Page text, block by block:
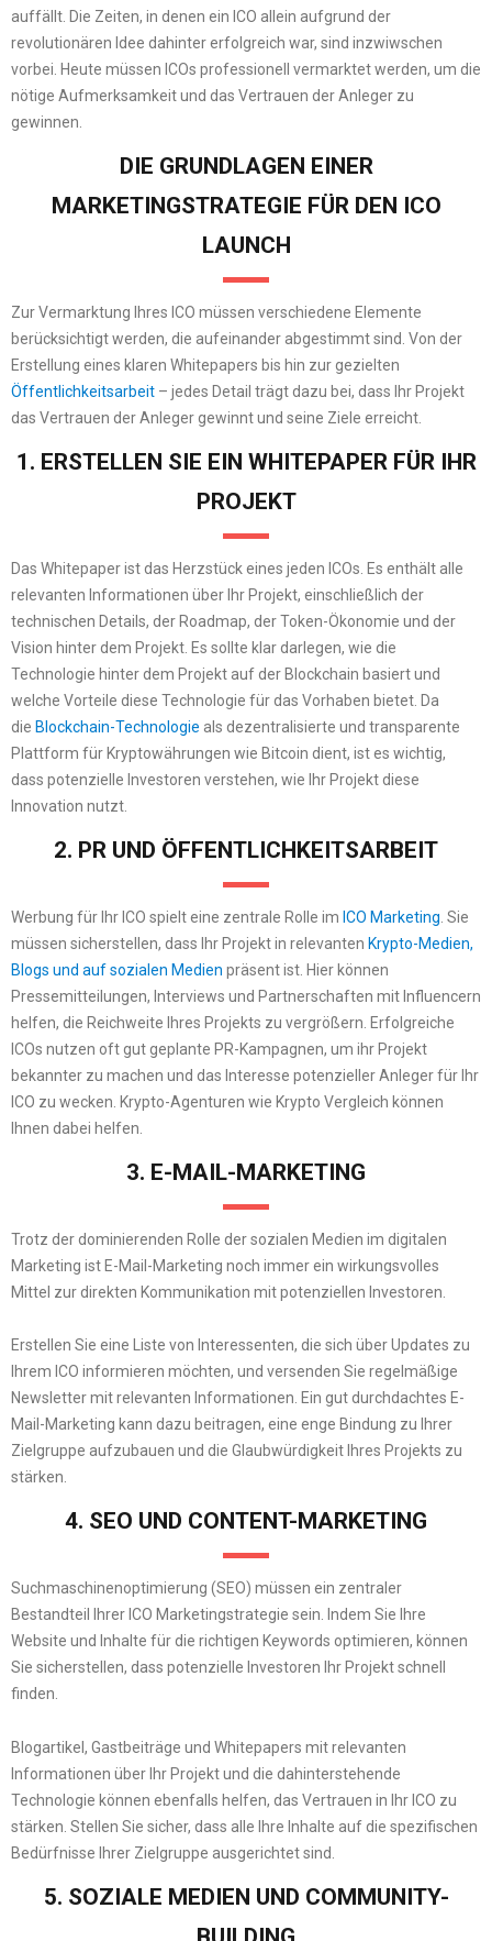
auffällt. Die Zeiten, in denen ein ICO allein aufgrund der
revolutionären Idee dahinter erfolgreich war, sind inzwiwschen
vorbei. Heute müssen ICOs professionell vermarktet werden, um die
nötige Aufmerksamkeit und das Vertrauen der Anleger zu
gewinnen.
DIE GRUNDLAGEN EINER
MARKETINGSTRATEGIE FÜR DEN ICO
LAUNCH
Zur Vermarktung Ihres ICO müssen verschiedene Elemente
berücksichtigt werden, die aufeinander abgestimmt sind. Von der
Erstellung eines klaren Whitepapers bis hin zur gezielten
Öffentlichkeitsarbeit – jedes Detail trägt dazu bei, dass Ihr Projekt
das Vertrauen der Anleger gewinnt und seine Ziele erreicht.
1. ERSTELLEN SIE EIN WHITEPAPER FÜR IHR
PROJEKT
Das Whitepaper ist das Herzstück eines jeden ICOs. Es enthält alle
relevanten Informationen über Ihr Projekt, einschließlich der
technischen Details, der Roadmap, der Token-Ökonomie und der
Vision hinter dem Projekt. Es sollte klar darlegen, wie die
Technologie hinter dem Projekt auf der Blockchain basiert und
welche Vorteile diese Technologie für das Vorhaben bietet. Da
die Blockchain-Technologie als dezentralisierte und transparente
Plattform für Kryptowährungen wie Bitcoin dient, ist es wichtig,
dass potenzielle Investoren verstehen, wie Ihr Projekt diese
Innovation nutzt.
2. PR UND ÖFFENTLICHKEITSARBEIT
Werbung für Ihr ICO spielt eine zentrale Rolle im ICO Marketing . Sie
müssen sicherstellen, dass Ihr Projekt in relevanten Krypto-Medien,
Blogs und auf sozialen Medien präsent ist. Hier können
Pressemitteilungen, Interviews und Partnerschaften mit Influencern
helfen, die Reichweite Ihres Projekts zu vergrößern. Erfolgreiche
ICOs nutzen oft gut geplante PR-Kampagnen, um ihr Projekt
bekannter zu machen und das Interesse potenzieller Anleger für Ihr
ICO zu wecken. Krypto-Agenturen wie Krypto Vergleich können
Ihnen dabei helfen.
3. E-MAIL-MARKETING
Trotz der dominierenden Rolle der sozialen Medien im digitalen
Marketing ist E-Mail-Marketing noch immer ein wirkungsvolles
Mittel zur direkten Kommunikation mit potenziellen Investoren.
Erstellen Sie eine Liste von Interessenten, die sich über Updates zu
Ihrem ICO informieren möchten, und versenden Sie regelmäßige
Newsletter mit relevanten Informationen. Ein gut durchdachtes E-
Mail-Marketing kann dazu beitragen, eine enge Bindung zu Ihrer
Zielgruppe aufzubauen und die Glaubwürdigkeit Ihres Projekts zu
stärken.
4. SEO UND CONTENT-MARKETING
Suchmaschinenoptimierung (SEO) müssen ein zentraler
Bestandteil Ihrer ICO Marketingstrategie sein. Indem Sie Ihre
Website und Inhalte für die richtigen Keywords optimieren, können
Sie sicherstellen, dass potenzielle Investoren Ihr Projekt schnell
finden.
Blogartikel, Gastbeiträge und Whitepapers mit relevanten
Informationen über Ihr Projekt und die dahinterstehende
Technologie können ebenfalls helfen, das Vertrauen in Ihr ICO zu
stärken. Stellen Sie sicher, dass alle Ihre Inhalte auf die spezifischen
Bedürfnisse Ihrer Zielgruppe ausgerichtet sind.
5. SOZIALE MEDIEN UND COMMUNITY-